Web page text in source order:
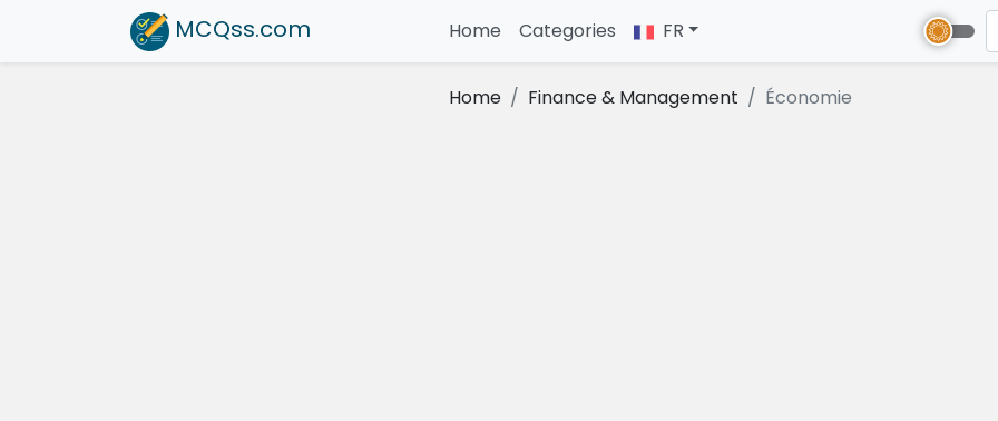
MCQss.com Home (current)
Categories FR
Home Finance & Management Économie